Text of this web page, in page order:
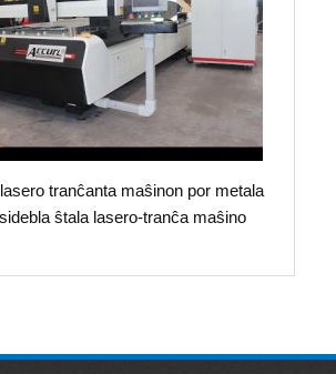
tranĉanta maŝinon por metala
ŝtala lasero-tranĉa maŝino